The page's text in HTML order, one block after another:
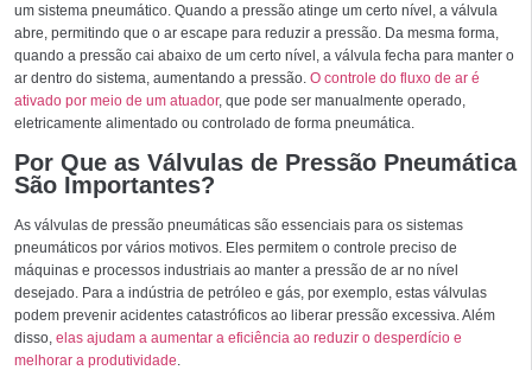
um sistema pneumático. Quando a pressão atinge um certo nível, a válvula
abre, permitindo que o ar escape para reduzir a pressão. Da mesma forma,
quando a pressão cai abaixo de um certo nível, a válvula fecha para manter o
ar dentro do sistema, aumentando a pressão. O controle do fluxo de ar é
ativado por meio de um atuador, que pode ser manualmente operado,
eletricamente alimentado ou controlado de forma pneumática.
Por Que as Válvulas de Pressão Pneumática
São Importantes?
As válvulas de pressão pneumáticas são essenciais para os sistemas
pneumáticos por vários motivos. Eles permitem o controle preciso de
máquinas e processos industriais ao manter a pressão de ar no nível
desejado. Para a indústria de petróleo e gás, por exemplo, estas válvulas
podem prevenir acidentes catastróficos ao liberar pressão excessiva. Além
disso, elas ajudam a aumentar a eficiência ao reduzir o desperdício e
melhorar a produtividade